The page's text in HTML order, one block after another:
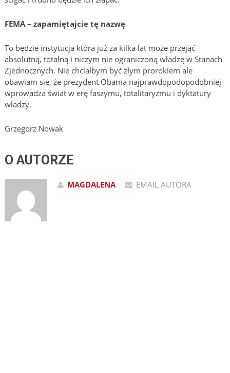
FEMA – zapamiętajcie tę nazwę
To będzie instytucja która już za kilka lat może przejąć
absolutną, totalną i niczym nie ograniczoną władzę w Stanach
Zjednocznych. Nie chciałbym być złym prorokiem ale
obawiam się, że prezydent Obama najprawdopodopodobniej
wprowadza świat w erę faszymu, totalitaryzmu i dyktatury
władzy.
Grzegorz Nowak
O AUTORZE
MAGDALENA EMAIL AUTORA